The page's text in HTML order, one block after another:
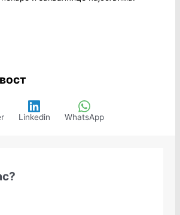
Linkedin WhatsApp